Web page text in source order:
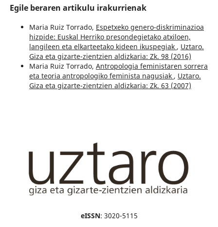
Egile beraren artikulu irakurrienak
Maria Ruiz Torrado, Espetxeko genero-diskriminazioa
hizpide: Euskal Herriko presondegietako atxiloen,
langileen eta elkarteetako kideen ikuspegiak , Uztaro.
Giza eta gizarte-zientzien aldizkaria: Zk. 98 (2016)
Maria Ruiz Torrado, Antropologia feministaren sorrera
eta teoria antropologiko feminista nagusiak , Uztaro.
Giza eta gizarte-zientzien aldizkaria: Zk. 63 (2007)
eISSN: 3020-5115